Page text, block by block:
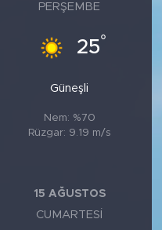
PERŞEMBE
25°
Güneşli
Nem: %70
Rüzgar: 9.19 m/s
15 AĞUSTOS
CUMARTESI